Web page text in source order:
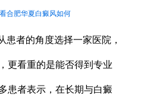
合肥华夏白癜风如何
患者的角度选择一家医院，
更看重的是能否得到专业
患者表示，在长期与白癜